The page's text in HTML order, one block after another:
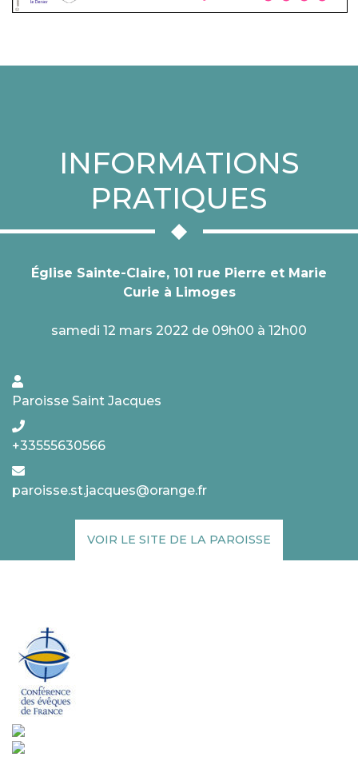
INFORMATIONS
PRATIQUES
Église Sainte-Claire, 101 rue Pierre et Marie
Curie à Limoges
samedi 12 mars 2022 de 09h00 à 12h00
Paroisse Saint Jacques
+33555630566
paroisse.st.jacques@orange.fr
VOIR LE SITE DE LA PAROISSE